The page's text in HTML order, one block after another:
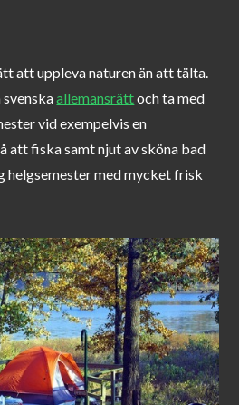
att uppleva naturen än att tälta.
allemansrättoch ta med
vid exempelvis en
att fiska samt njut av sköna bad
helgsemester med mycket frisk